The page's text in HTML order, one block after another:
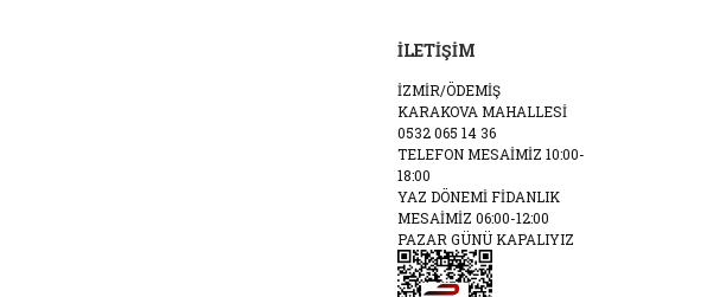
İLETİŞİM
İZMİR/ÖDEMİŞ
KARAKOVA MAHALLESİ
0532 065 14 36
TELEFON MESAİMİZ 10:00-
18:00
YAZ DÖNEMİ FİDANLIK
MESAİMİZ 06:00-12:00
PAZAR GÜNÜ KAPALIYIZ